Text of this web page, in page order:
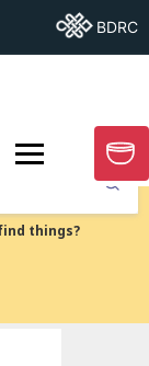
Go ToBDRC
GO
Submit
things?